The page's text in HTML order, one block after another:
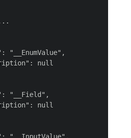
"__EnumValue",
null
"__Field",
null